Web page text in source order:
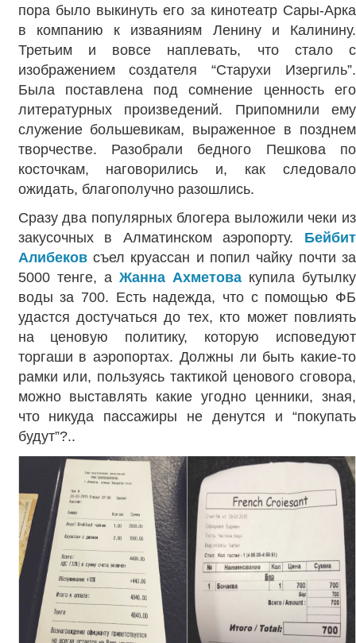
пора было выкинуть его за кинотеатр Сары-Арка
в компанию к изваяниям Ленину и Калинину.
Третьим и вовсе наплевать, что стало с
изображением создателя “Старухи Изергиль”.
Была поставлена под сомнение ценность его
литературных произведений. Припомнили ему
служение большевикам, выраженное в позднем
творчестве. Разобрали бедного Пешкова по
косточкам, наговорились и, как следовало
ожидать, благополучно разошлись.
Сразу два популярных блогера выложили чеки из
закусочных в Алматинском аэропорту. Бейбит
Алибековсъел круассан и попил чайку почти за
5000 тенге, а Жанна Ахметовакупила бутылку
воды за 700. Есть надежда, что с помощью ФБ
удастся достучаться до тех, кто может повлиять
на ценовую политику, которую исповедуют
торгаши в аэропортах. Должны ли быть какие-то
рамки или, пользуясь тактикой ценового сговора,
можно выставлять какие угодно ценники, зная,
что никуда пассажиры не денутся и “покупать
будут”?..